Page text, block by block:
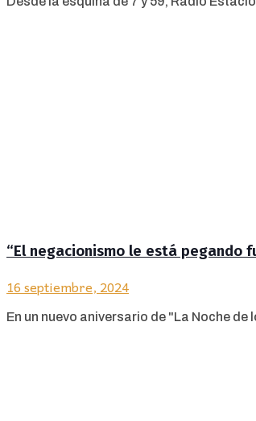
“El negacionismo le está pegando
16 septiembre, 2024
En un nuevo aniversario de "La Noche